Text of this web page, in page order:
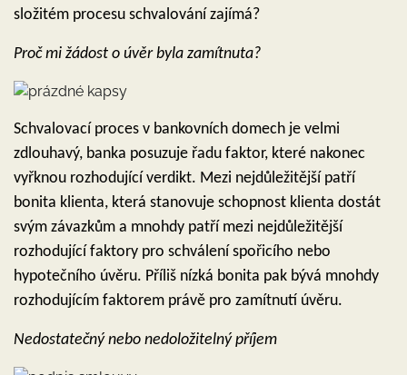
složitém procesu schvalování zajímá?
Proč mi žádost o úvěr byla zamítnuta?
Schvalovací proces v bankovních domech je velmi
zdlouhavý, banka posuzuje řadu faktor, které nakonec
vyřknou rozhodující verdikt. Mezi nejdůležitější patří
bonita klienta, která stanovuje schopnost klienta dostát
svým závazkům a mnohdy patří mezi nejdůležitější
rozhodující faktory pro schválení spořicího nebo
hypotečního úvěru. Příliš nízká bonita pak bývá mnohdy
rozhodujícím faktorem právě pro zamítnutí úvěru.
Nedostatečný nebo nedoložitelný příjem